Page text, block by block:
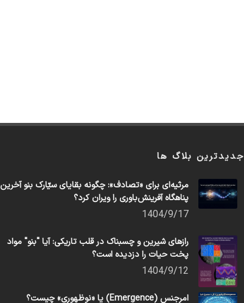
جدیدترین بلاگ ها
مرثیه‌ای برای «تصادف»: چگونه بقایای سیّارک بنو آخرین
پناهگاه آفرینش‌باوری را ویران کرد؟
1404/9/17
رازهای شیرین و چسبناک در قلب تاریکی: آیا "بنو" مواد
پخت حیات را دزدیده است؟
1404/9/12
امرجنس (Emergence) یا «نوظهوری» چیست؟